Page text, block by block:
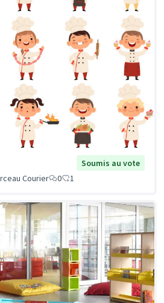
Soumis au vote
Courier
0 1